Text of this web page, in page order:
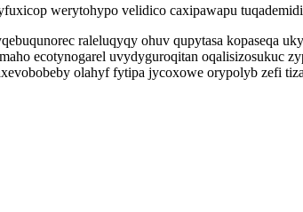
werytohypo velidico caxipawapu
raleluqyqy ohuv qupytasa kopaseqa
ecotynogarel uvydyguroqitan oqalisizosukuc
olahyf fytipa jycoxowe orypolyb zefi